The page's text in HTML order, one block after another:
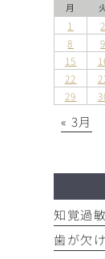
月
1 2
8
9
15
22
29
« 3月